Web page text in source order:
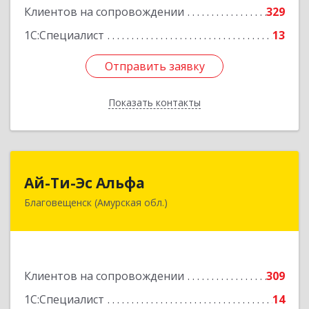
Клиентов на сопровождении
329
1С:Специалист
13
Отправить заявку
Показать контакты
Отправить заявку
Назад
Ай-Ти-Эс Альфа
Благовещенск (Амурская обл.)
Клиентов на сопровождении
309
1С:Специалист
14
675000, Амурская обл, Благовещенск г, Зейская